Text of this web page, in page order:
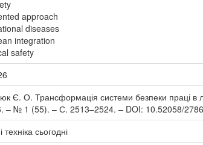
approach
diseases
integration
safety
Є. О. Трансформація системи безпеки праці в
– № 1 (55). – С. 2513–2524. – DOI: 10.52058/
техніка сьогодні